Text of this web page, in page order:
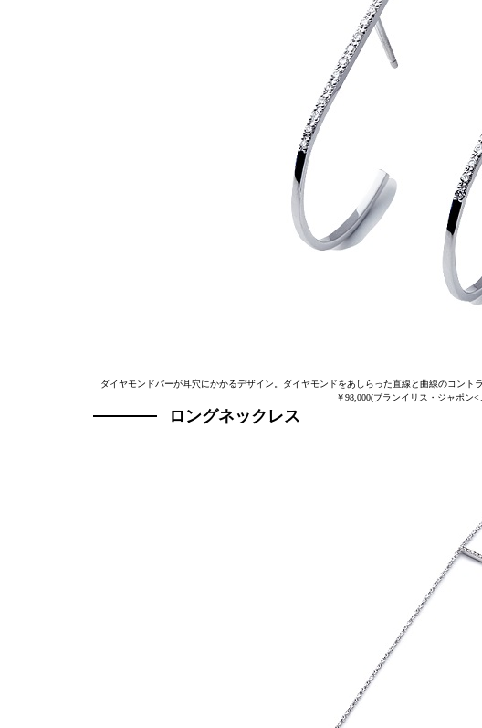
ダイヤモンドバーが耳穴にかかるデザイン。ダイヤモンドをあしらった直線と曲線のコント
￥98,000(ブランイリス・ジャポン
ロングネックレス